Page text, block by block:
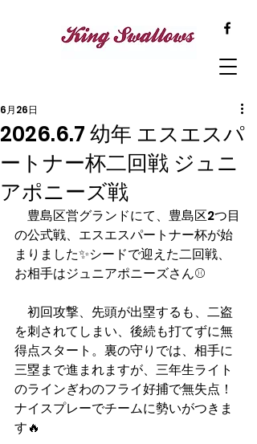
2026.6.7 幼年 エスエスパ
ートナー杯二回戦 ジュニ
アポニーズ戦
6月26日
豊島区営グランドにて、豊島区2つ目
の公式戦、エスエスパートナー杯が始
まりました✨シードで迎えた二回戦、
お相手はジュニアポニーズさん⚾️
初回攻撃、先頭が出塁するも、二盗
を刺されてしまい、後続も打てずに無
得点スタート。裏の守りでは、相手に
三塁まで進まれますが、三年生ライト
のラインぎわのフライ好捕で無失点！
ナイスプレーでチームに勢いがつきま
す🔥